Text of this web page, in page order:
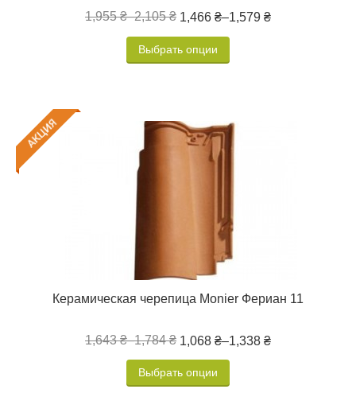
1,955 ₴–2,105 ₴ 1,466 ₴–1,579 ₴
Выбрать опции
Керамическая черепица Monier Фериан 11
1,643 ₴–1,784 ₴ 1,068 ₴–1,338 ₴
Выбрать опции